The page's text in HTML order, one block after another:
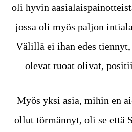
oli hyvin
jossa oli myös paljon
Välillä ei ihan edes
olevat ruoat olivat,
Myös yksi asia, mihin en
ollut törmännyt, oli se että